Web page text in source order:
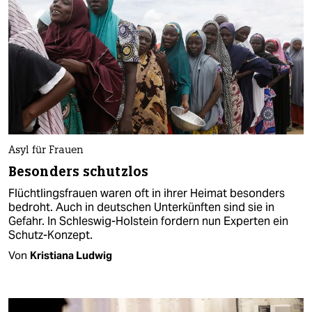
Asyl für Frauen
Besonders schutzlos
Flüchtlingsfrauen waren oft in ihrer Heimat besonders
bedroht. Auch in deutschen Unterkünften sind sie in
Gefahr. In Schleswig-Holstein fordern nun Experten ein
Schutz-Konzept.
Von Kristiana Ludwig